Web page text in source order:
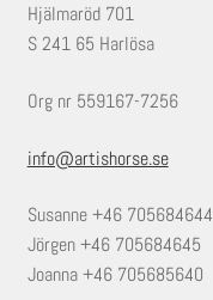
Hjälmaröd 701
S 241 65 Harlösa
Org nr 559167-7256
info@artishorse.se
Susanne +46 705684644
Jörgen +46 705684645
Joanna +46 705685640